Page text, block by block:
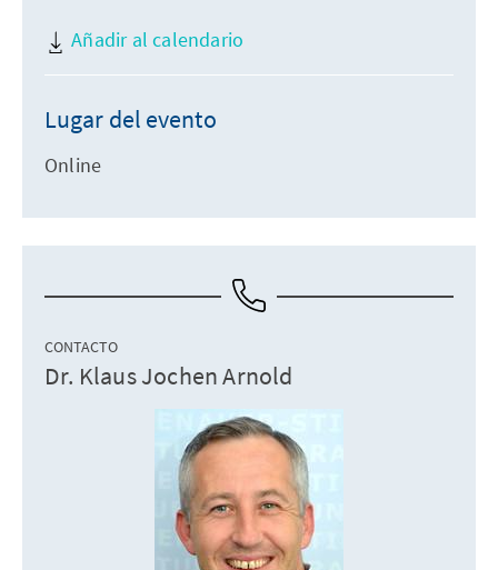
Añadir al calendario
Lugar del evento
Online
CONTACTO
Dr. Klaus Jochen Arnold